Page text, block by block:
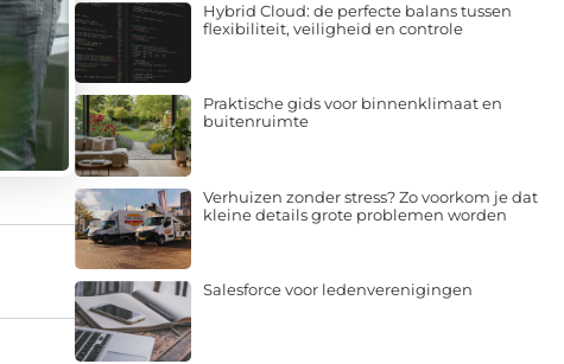
Hybrid Cloud: de perfecte balans tussen
flexibiliteit, veiligheid en controle
Praktische gids voor binnenklimaat en
buitenruimte
Verhuizen zonder stress? Zo voorkom je dat
kleine details grote problemen worden
Salesforce voor ledenverenigingen